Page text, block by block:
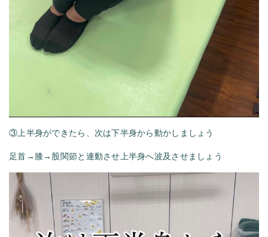
③上半身ができたら、次は下半身から動かしましょう
足首→膝→股関節と連動させ上半身へ波及させましょう